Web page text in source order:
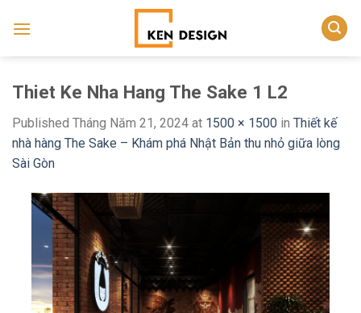
Thiet Ke Nha Hang The Sake 1 L2
Published Tháng Năm 21, 2024 at 1500 × 1500 in Thiết kế
nhà hàng The Sake – Khám phá Nhật Bản thu nhỏ giữa lòng
Sài Gòn